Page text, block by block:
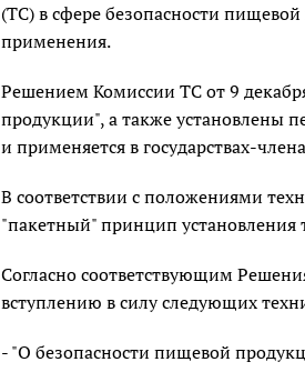
(ТС) в сфере безопасности
применения.
Решением Комиссии ТС от 9
продукции", а также установлены
и применяется в государствах-
В соответствии с положениями
"пакетный" принцип установления
Согласно соответствующим
вступлению в силу следующих
- "О безопасности пищевой